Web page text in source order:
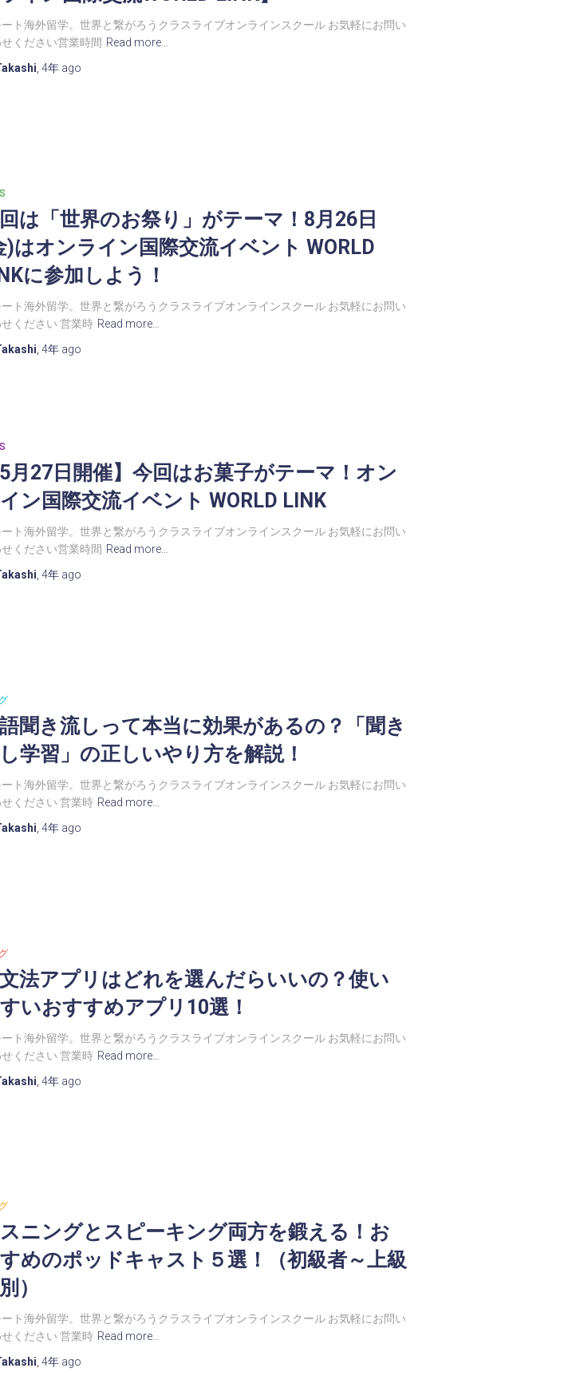
ート海外留学。世界と繋がろうクラスライブオンラインスクール お気軽にお問い
ください営業時間 Read more…
, 4年ago
は「世界のお祭り」がテーマ！8月26日
)はオンライン国際交流イベント WORLD
に参加しよう！
ート海外留学。世界と繋がろうクラスライブオンラインスクール お気軽にお問い
ください 営業時 Read more…
4年ago
5月27日開催】今回はお菓子がテーマ！オン
ン国際交流イベント WORLD LINK
ート海外留学。世界と繋がろうクラスライブオンラインスクール お気軽にお問い
ください営業時間 Read more…
4年ago
聞き流しって本当に効果があるの？「聞き
学習」の正しいやり方を解説！
ート海外留学。世界と繋がろうクラスライブオンラインスクール お気軽にお問い
ください 営業時 Read more…
4年ago
法アプリはどれを選んだらいいの？使い
いおすすめアプリ10選！
ート海外留学。世界と繋がろうクラスライブオンラインスクール お気軽にお問い
ください 営業時 Read more…
4年ago
ニングとスピーキング両方を鍛える！お
めのポッドキャスト５選！（初級者～上級
）
ート海外留学。世界と繋がろうクラスライブオンラインスクール お気軽にお問い
ください 営業時 Read more…
, 4年ago